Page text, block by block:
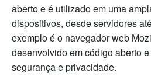
aberto e é utilizado em uma
dispositivos, desde servidores
exemplo é o navegador web
desenvolvido em código aberto
segurança e privacidade.